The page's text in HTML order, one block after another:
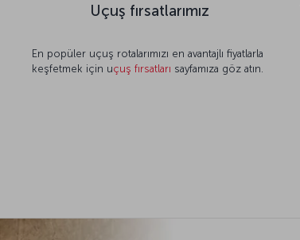
Uçuş fırsatlarımız
En popüler uçuş rotalarımızı en avantajlı fiyatlarla
keşfetmek için uçuş fırsatları sayfamıza göz atın.